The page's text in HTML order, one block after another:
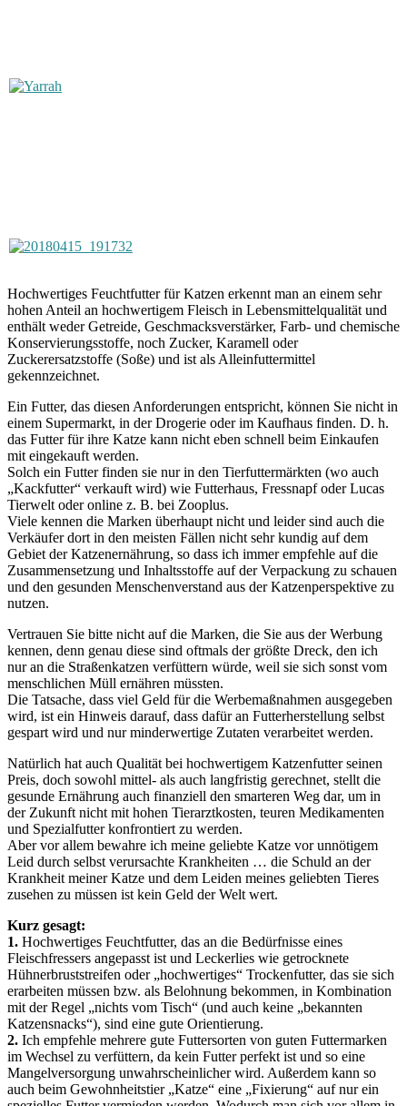
Hochwertiges Feuchtfutter für Katzen erkennt man an einem sehr
hohen Anteil an hochwertigem Fleisch in Lebensmittelqualität und
enthält weder Getreide, Geschmacksverstärker, Farb- und chemische
Konservierungsstoffe, noch Zucker, Karamell oder
Zuckerersatzstoffe (Soße) und ist als Alleinfuttermittel
gekennzeichnet.
Ein Futter, das diesen Anforderungen entspricht, können Sie nicht in
einem Supermarkt, in der Drogerie oder im Kaufhaus finden. D. h.
das Futter für ihre Katze kann nicht eben schnell beim Einkaufen
mit eingekauft werden.
Solch ein Futter finden sie nur in den Tierfuttermärkten (wo auch
„Kackfutter“ verkauft wird) wie Futterhaus, Fressnapf oder Lucas
Tierwelt oder online z. B. bei Zooplus.
Viele kennen die Marken überhaupt nicht und leider sind auch die
Verkäufer dort in den meisten Fällen nicht sehr kundig auf dem
Gebiet der Katzenernährung, so dass ich immer empfehle auf die
Zusammensetzung und Inhaltsstoffe auf der Verpackung zu schauen
und den gesunden Menschenverstand aus der Katzenperspektive zu
nutzen.
Vertrauen Sie bitte nicht auf die Marken, die Sie aus der Werbung
kennen, denn genau diese sind oftmals der größte Dreck, den ich
nur an die Straßenkatzen verfüttern würde, weil sie sich sonst vom
menschlichen Müll ernähren müssten.
Die Tatsache, dass viel Geld für die Werbemaßnahmen ausgegeben
wird, ist ein Hinweis darauf, dass dafür an Futterherstellung selbst
gespart wird und nur minderwertige Zutaten verarbeitet werden.
Natürlich hat auch Qualität bei hochwertigem Katzenfutter seinen
Preis, doch sowohl mittel- als auch langfristig gerechnet, stellt die
gesunde Ernährung auch finanziell den smarteren Weg dar, um in
der Zukunft nicht mit hohen Tierarztkosten, teuren Medikamenten
und Spezialfutter konfrontiert zu werden.
Aber vor allem bewahre ich meine geliebte Katze vor unnötigem
Leid durch selbst verursachte Krankheiten … die Schuld an der
Krankheit meiner Katze und dem Leiden meines geliebten Tieres
zusehen zu müssen ist kein Geld der Welt wert.
Kurz gesagt:
1. Hochwertiges Feuchtfutter, das an die Bedürfnisse eines
Fleischfressers angepasst ist und Leckerlies wie getrocknete
Hühnerbruststreifen oder „hochwertiges“ Trockenfutter, das sie sich
erarbeiten müssen bzw. als Belohnung bekommen, in Kombination
mit der Regel „nichts vom Tisch“ (und auch keine „bekannten
Katzensnacks“), sind eine gute Orientierung.
2. Ich empfehle mehrere gute Futtersorten von guten Futtermarken
im Wechsel zu verfüttern, da kein Futter perfekt ist und so eine
Mangelversorgung unwahrscheinlicher wird. Außerdem kann so
auch beim Gewohnheitstier „Katze“ eine „Fixierung“ auf nur ein